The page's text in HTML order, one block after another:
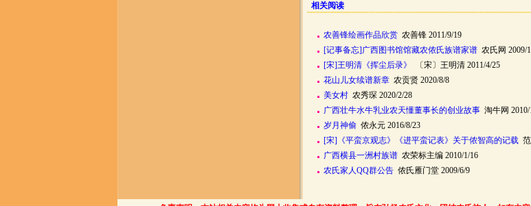
相关阅读
农善锋绘画作品欣赏 农善锋 2011/9/19
[记事备忘]广西图书馆馆藏农侬氏族谱家谱 农氏网 2009/
[宋]王明清《挥尘后录》
〔宋〕王明清 2011/4/25
花山儿女续谱新章 农贡贤 2020/8/8
美女村 农秀琛 2020/2/28
广西壮牛水牛乳业农天懂董事长的创业故事 淘牛网 2010/
岁月神偷 侬永元 2016/8/23
[宋]《平蛮京观志》《进平蛮记表》关于侬智高的记载
广西横县一洲村族谱 农荣标主编 2010/1/16
农氏家人QQ群公告 侬氏雁门堂 2009/6/9